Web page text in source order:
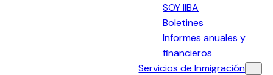
SOY IIBA
Boletines
Informes anuales y
financieros
Servicios de Inmigración